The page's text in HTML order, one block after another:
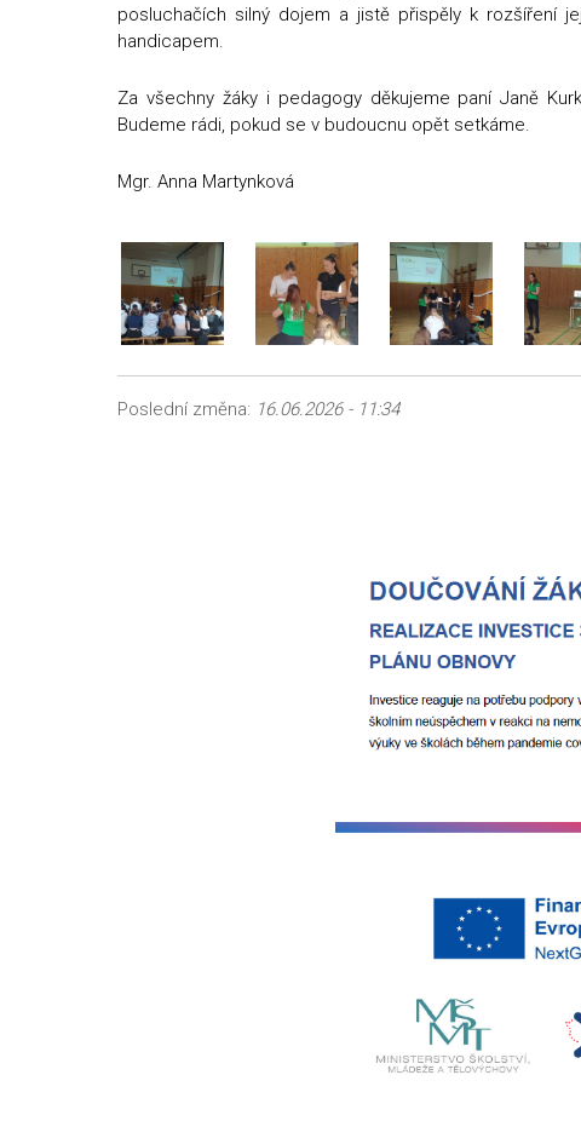
posluchačích silný dojem a jistě přispěly k rozšíření
handicapem.
Za všechny žáky i pedagogy děkujeme paní Janě
Budeme rádi, pokud se v budoucnu opět setkáme.
Mgr. Anna Martynková
Poslední změna: 16.06.2026 - 11:34